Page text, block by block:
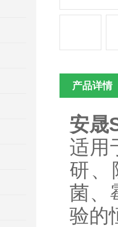
产品详情
安晟
适用
研、
菌、
验的